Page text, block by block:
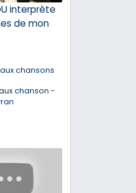
interprète
de mon
chansons
chanson -